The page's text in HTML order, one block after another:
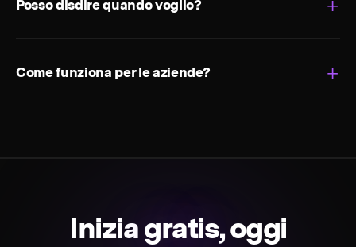
Posso disdire quando voglio?
Come funziona per le aziende?
Iniziagratis, oggi